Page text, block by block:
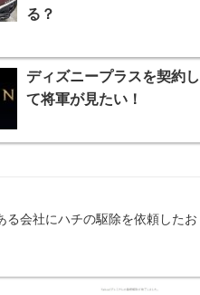
る？
ディズニープラスを契約し
て将軍が見たい！
会社にハチの駆除を依頼したお